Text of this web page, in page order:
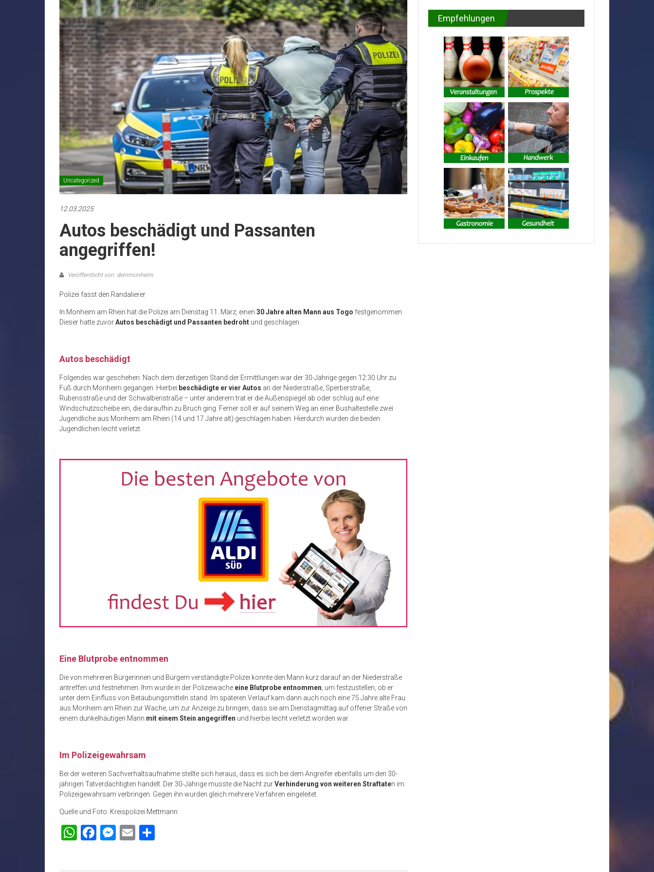
Uncategorized
12.03.2025
Autos beschädigt und Passanten
angegriffen!
Veröffentlicht von: deinmonheim
Polizei fasst den Randalierer
In Monheim am Rhein hat die Polizei am Dienstag 11. März, einen 30 Jahre alten Mann aus Togo festgenommen.
Dieser hatte zuvorAutos beschädigt und Passanten bedroht und geschlagen.
Autos beschädigt
Folgendes war geschehen: Nach dem derzeitigen Stand der Ermittlungen war der 30-Jährige gegen 12:30 Uhr zu
Fuß durch Monheim gegangen. Hierbei beschädigte er vier Autos an der Niederstraße, Sperberstraße,
Rubensstraße und der Schwalbenstraße – unter anderem trat er die Außenspiegel ab oder schlug auf eine
Windschutzscheibe ein, die daraufhin zu Bruch ging. Ferner soll er auf seinem Weg an einer Bushaltestelle zwei
Jugendliche aus Monheim am Rhein (14 und 17 Jahre alt) geschlagen haben. Hierdurch wurden die beiden
Jugendlichen leicht verletzt.
Eine Blutprobe entnommen
Die von mehreren Bürgerinnen und Bürgern verständigte Polizei konnte den Mann kurz darauf an der Niederstraße
antreffen und festnehmen. Ihm wurde in der Polizeiwache eine Blutprobe entnommen , um festzustellen, ob er
unter dem Einfluss von Betäubungsmitteln stand. Im späteren Verlauf kam dann auch noch eine 75 Jahre alte Frau
aus Monheim am Rhein zur Wache, um zur Anzeige zu bringen, dass sie am Dienstagmittag auf offener Straße von
einem dunkelhäutigen Mann mit einem Stein angegriffen und hierbei leicht verletzt worden war.
Im Polizeigewahrsam
Bei der weiteren Sachverhaltsaufnahme stellte sich heraus, dass es sich bei dem Angreifer ebenfalls um den 30-
jährigen Tatverdächtigten handelt. Der 30-Jährige musste die Nacht zurVerhinderung von weiteren Straftaten im
Polizeigewahrsam verbringen. Gegen ihn wurden gleich mehrere Verfahren eingeleitet.
Quelle und Foto: Kreispolizei Mettmann
WhatsApp
Facebook
Messenger
Email
Empfehlungen